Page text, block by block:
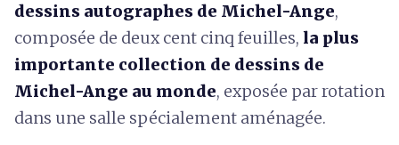
dessins autographes de Michel-Ange,
composée de deux cent cinq feuilles, la plus
importante collection de dessins de
Michel-Ange au monde, exposée par rotation
dans une salle spécialement aménagée.